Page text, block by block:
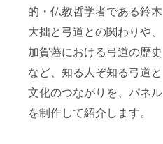
的・仏教哲学者である鈴木
大拙と弓道との関わりや、
加賀藩における弓道の歴史
など、知る人ぞ知る弓道と
文化のつながりを、パネル
を制作して紹介します。